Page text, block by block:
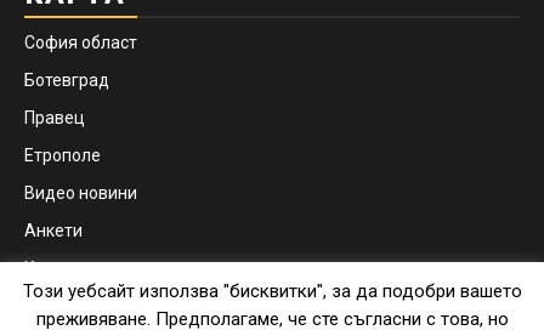
София област
Ботевград
Правец
Етрополе
Видео новини
Анкети
Контакти
Този уебсайт използва "бисквитки", за да подобри вашето
преживяване. Предполагаме, че сте съгласни с това, но